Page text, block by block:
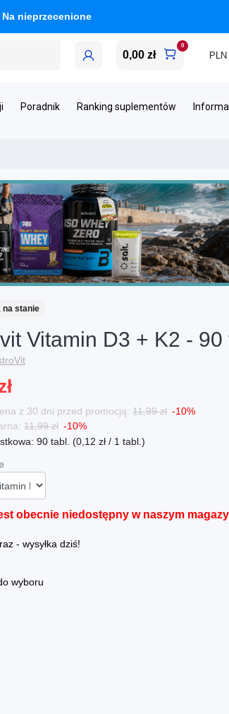
Na nieprzecenione
0,00 zł
0
Poradnik Ranking suplementów
na stanie
Vitamin D3 + K2 - 90
z 30 dni przed promocją: 11,99 zł -10%
11,99 zł -10%
90 tabl. (0,12 zł / 1 tabl.)
obecnie niedostępny w naszym
- wysyłka dziś!
wyboru